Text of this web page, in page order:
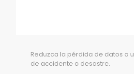
Reduzca la pérdida de datos a
de accidente o desastre.